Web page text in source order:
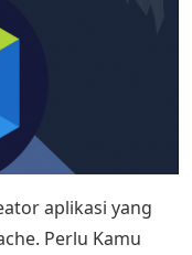
aplikasi yang
Perlu Kamu